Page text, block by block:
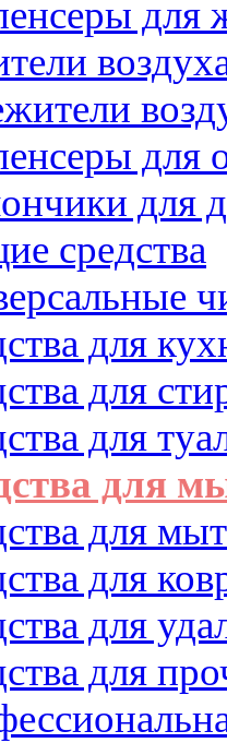
для
для
для
средства
для
для
для
для
для
для
для
для